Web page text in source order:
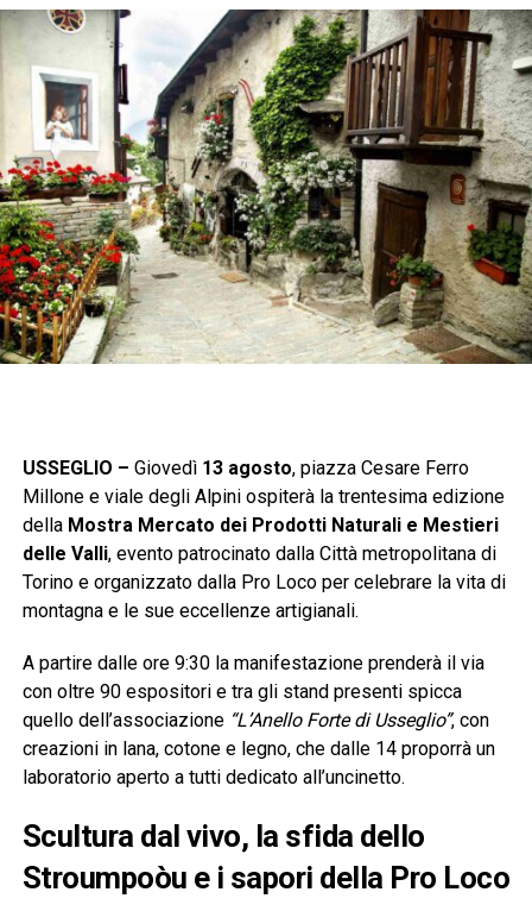
USSEGLIO – Giovedì 13 agosto, piazza Cesare Ferro
Millone e viale degli Alpini ospiterà la trentesima edizione
della Mostra Mercato dei Prodotti Naturali e Mestieri
delle Valli, evento patrocinato dalla Città metropolitana di
Torino e organizzato dalla Pro Loco per celebrare la vita di
montagna e le sue eccellenze artigianali.
A partire dalle ore 9:30 la manifestazione prenderà il via
con oltre 90 espositori e tra gli stand presenti spicca
quello dell’associazione “L’Anello Forte di Usseglio”, con
creazioni in lana, cotone e legno, che dalle 14 proporrà un
laboratorio aperto a tutti dedicato all’uncinetto.
Scultura dal vivo, la sfida dello
Stroumpoòu e i sapori della Pro Loco